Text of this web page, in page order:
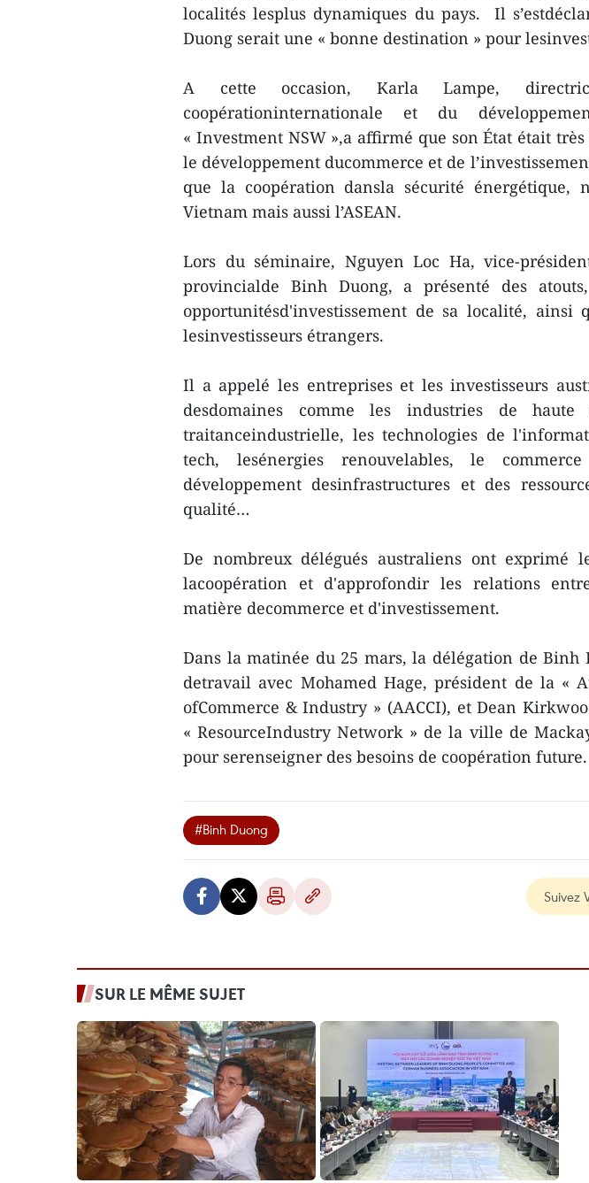
localités lesplus dynamiques du pays. Il
Duong serait une « bonne destination » pour
A cette occasion, Karla Lampe,
coopérationinternationale et du
« Investment NSW »,a affirmé que son État était
le développement ducommerce et de
que la coopération dansla sécurité énergétique,
Vietnam mais aussi l’ASEAN.
Lors du séminaire, Nguyen Loc Ha, vice-
provincialde Binh Duong, a présenté des
opportunitésd'investissement de sa localité, ainsi
lesinvestisseurs étrangers.
Il a appelé les entreprises et les investisseurs
desdomaines comme les industries de haute
traitanceindustrielle, les technologies de
tech, lesénergies renouvelables, le
développement desinfrastructures et des
qualité…
De nombreux délégués australiens ont exprimé
lacoopération et d'approfondir les relations
matière decommerce et d'investissement.
Dans la matinée du 25 mars, la délégation de Binh
detravail avec Mohamed Hage, président de la «
ofCommerce & Industry » (AACCI), et Dean
« ResourceIndustry Network » de la ville de
pour serenseigner des besoins de coopération
#Binh Duong
Suivez
SUR LE MÊME SUJET